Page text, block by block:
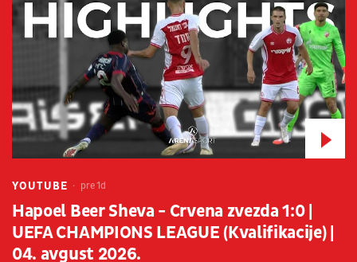
YOUTUBE pre 1d
Hapoel Beer Sheva - Crvena zvezda 1:0 |
UEFA CHAMPIONS LEAGUE (Kvalifikacije) |
04. avgust 2026.